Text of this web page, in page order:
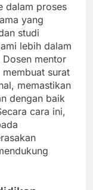
dalam proses
yang
studi
lebih dalam
mentor
surat
memastikan
dengan baik
cara ini,